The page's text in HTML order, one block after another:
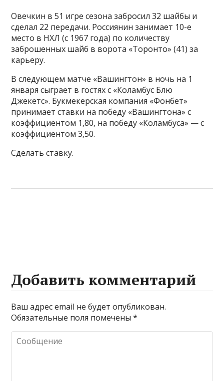
Овечкин в 51 игре сезона забросил 32 шайбы и
сделал 22 передачи. Россиянин занимает 10-е
место в НХЛ (с 1967 года) по количеству
заброшенных шайб в ворота «Торонто» (41) за
карьеру.
В следующем матче «Вашингтон» в ночь на 1
января сыграет в гостях с «Коламбус Блю
Джекетс». Букмекерская компания «Фонбет»
принимает ставки на победу «Вашингтона» с
коэффициентом 1,80, на победу «Коламбуса» — с
коэффициентом 3,50.
Сделать ставку.
Добавить комментарий
Ваш адрес email не будет опубликован.
Обязательные поля помечены*